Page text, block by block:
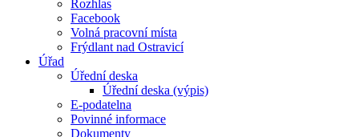
Rozhlas
Facebook
Volná pracovní místa
Frýdlant nad Ostravicí
Úřad
Úřední deska
Úřední deska (výpis)
E-podatelna
Povinné informace
Dokumenty